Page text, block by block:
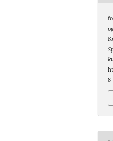
8